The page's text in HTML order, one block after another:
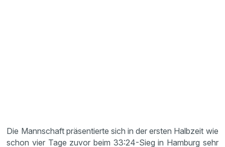
Die Mannschaft präsentierte sich in der ersten Halbzeit wie
schon vier Tage zuvor beim 33:24-Sieg in Hamburg sehr